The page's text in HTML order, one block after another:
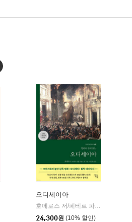
오디세이아
호메로스 저/페테르 파울 루벤스 그림/박문재 역
24,300원 (10% 할인)